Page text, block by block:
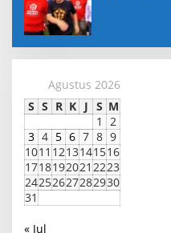
Agustus 2026
S S R K J S M
1
2
3 4 5 6 7 8 9
1011 1213141516
1718192021 2223
24252627282930
31
« Jul